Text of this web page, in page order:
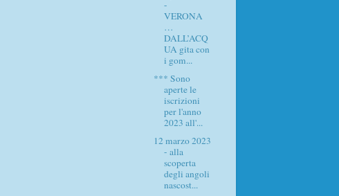
-
VERONA
…
DALL’ACQ
UA gita con
i gom...
*** Sono
aperte le
iscrizioni
per l'anno
2023 all'...
12 marzo 2023
- alla
scoperta
degli angoli
nascost...